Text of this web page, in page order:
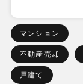
マンション
不動産売却
戸建て